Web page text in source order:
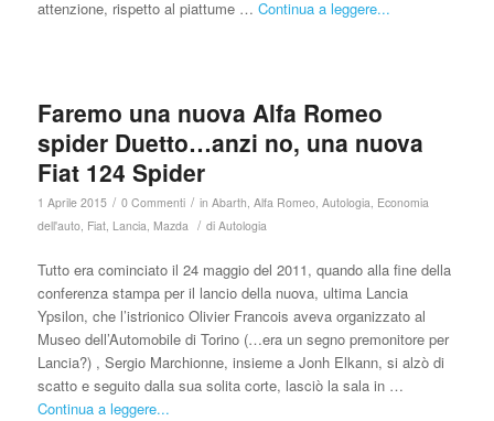
attenzione, rispetto al piattume … Continua a leggere...
Faremo una nuova Alfa Romeo
spider Duetto…anzi no, una nuova
Fiat 124 Spider
1 Aprile 2015 / 0 Commenti / in Abarth, Alfa Romeo, Autologia, Economia
dell'auto, Fiat, Lancia, Mazda / di Autologia
Tutto era cominciato il 24 maggio del 2011, quando alla fine della
conferenza stampa per il lancio della nuova, ultima Lancia
Ypsilon, che l’istrionico Olivier Francois aveva organizzato al
Museo dell’Automobile di Torino (…era un segno premonitore per
Lancia?) , Sergio Marchionne, insieme a Jonh Elkann, si alzò di
scatto e seguito dalla sua solita corte, lasciò la sala in …
Continua a leggere...